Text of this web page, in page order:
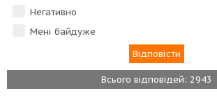
Негативно
Мені байдуже
Всього відповідей: 2943